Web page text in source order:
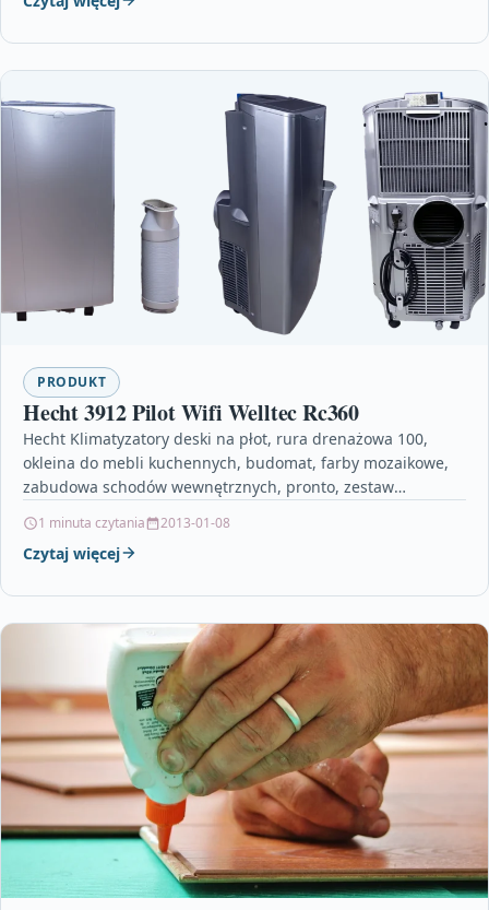
PRODUKT
Hecht 3912 Pilot Wifi Welltec Rc360
Hecht Klimatyzatory deski na płot, rura drenażowa 100,
okleina do mebli kuchennych, budomat, farby mozaikowe,
zabudowa schodów wewnętrznych, pronto, zestaw
1 minuta czytania 2013-01-08
Czytaj więcej